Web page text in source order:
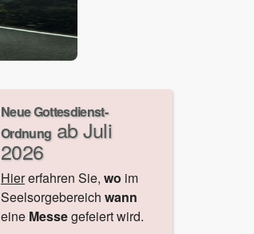
Neue Gottesdienst-
Ordnungab Juli
2026
Hiererfahren Sie, wo im
Seelsorgebereich wann
eine Messegefeiert wird.